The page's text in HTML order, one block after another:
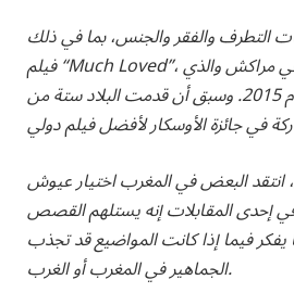
التطرف والفقر والجنس، بما في ذلك
فيلم “Much Loved”، وهو فيلم عن العاهرات في مراكش والذي
حظره المغرب في عام 2015. وسبق أن قدمت البلاد ستة من
البعض في المغرب اختيار عيوش
إحدى المقابلات إنه يستلهم القصص
فيما إذا كانت المواضيع قد تجذب
الجماهير في المغرب أو الغرب.